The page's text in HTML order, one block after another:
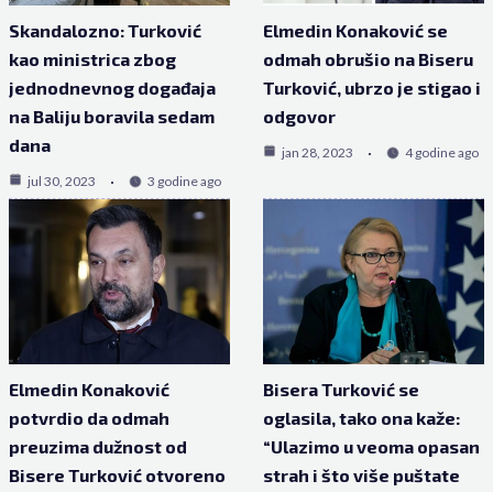
Skandalozno: Turković
kao ministrica zbog
jednodnevnog događaja
na Baliju boravila sedam
dana
jul 30, 2023 3 godine ago
Elmedin Konaković se
odmah obrušio na Biseru
Turković, ubrzo je stigao i
odgovor
jan 28, 2023 4 godine ago
Elmedin Konaković
potvrdio da odmah
preuzima dužnost od
Bisere Turković otvoreno
Bisera Turković se
oglasila, tako ona kaže:
“Ulazimo u veoma opasan
strah i što više puštate